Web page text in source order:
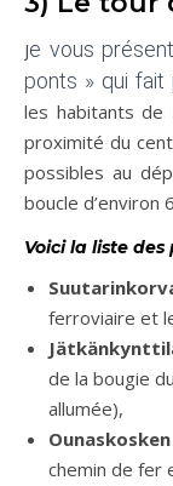
Je vous
ponts » qui fait
les habitants de
proximité du
possibles au
boucle d’environ
Voici la liste
ferroviaire et
de la bougie
allumée),
chemin de fer